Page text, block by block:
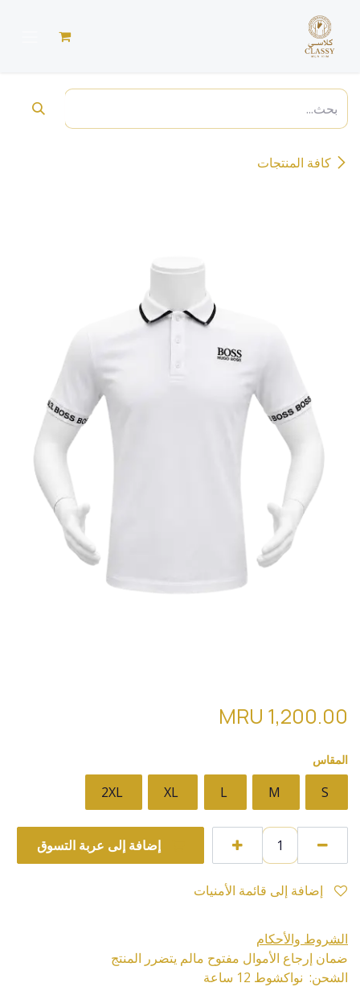
كافة المنتجات
1,200.00
المقاس
S
M
L
XL
2XL
إضافة إلى عربة التسوق
الشروط والأحكام
ضمان إرجاع الأموال مفتوح مالم يتضرر المنتج
الشحن: نواكشوط 12 ساعة